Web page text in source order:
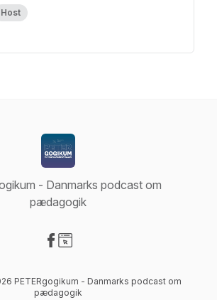
Host
- Danmarks podcast om
pædagogik
PETERgogikum - Danmarks podcast om
pædagogik